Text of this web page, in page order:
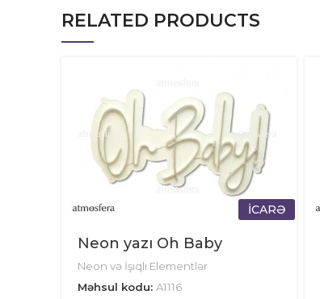
RELATED PRODUCTS
İCARƏ
Neon yazı Oh Baby
Neon və İşıqlı Elementlər
Məhsul kodu: A1116